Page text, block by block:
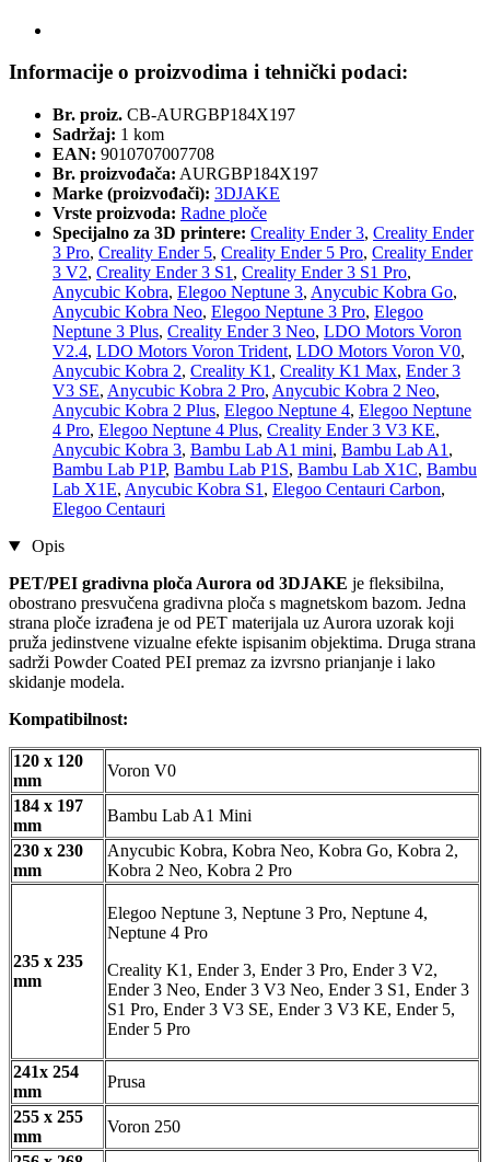
Informacije o proizvodima i tehnički podaci:
Br. proiz. CB-AURGBP184X197
Sadržaj: 1 kom
EAN: 9010707007708
Br. proizvođača: AURGBP184X197
Marke (proizvođači): 3DJAKE
Vrste proizvoda: Radne ploče
Specijalno za 3D printere: Creality Ender 3, Creality Ender
3 Pro, Creality Ender 5, Creality Ender 5 Pro, Creality Ender
3 V2, Creality Ender 3 S1 , Creality Ender 3 S1 Pro,
Anycubic Kobra, Elegoo Neptune 3, Anycubic Kobra Go,
Anycubic Kobra Neo, Elegoo Neptune 3 Pro, Elegoo
Neptune 3 Plus, Creality Ender 3 Neo, LDO Motors Voron
V2.4, LDO Motors Voron Trident, LDO Motors Voron V0,
Anycubic Kobra 2, Creality K1 , Creality K1 Max, Ender 3
V3 SE, Anycubic Kobra 2 Pro, Anycubic Kobra 2 Neo,
Anycubic Kobra 2 Plus, Elegoo Neptune 4, Elegoo Neptune
4 Pro, Elegoo Neptune 4 Plus, Creality Ender 3 V3 KE,
Anycubic Kobra 3, Bambu Lab A1 mini, Bambu Lab A1 ,
Bambu Lab P1P, Bambu Lab P1S, Bambu Lab X1C, Bambu
Lab X1E, Anycubic Kobra S1 , Elegoo Centauri Carbon,
Elegoo Centauri
Opis
PET/PEI gradivna ploča Aurora od 3DJAKE je fleksibilna,
obostrano presvučena gradivna ploča s magnetskom bazom. Jedna
strana ploče izrađena je od PET materijala uz Aurora uzorak koji
pruža jedinstvene vizualne efekte ispisanim objektima. Druga strana
sadrži Powder Coated PEI premaz za izvrsno prianjanje i lako
skidanje modela.
Kompatibilnost:
120 x 120
mm
Voron V0
184 x 197
mm
Bambu Lab A1 Mini
230 x 230
mm
Anycubic Kobra, Kobra Neo, Kobra Go, Kobra 2,
Kobra 2 Neo, Kobra 2 Pro
235 x 235
mm
Elegoo Neptune 3, Neptune 3 Pro, Neptune 4,
Neptune 4 Pro
Creality K1, Ender 3, Ender 3 Pro, Ender 3 V2,
Ender 3 Neo, Ender 3 V3 Neo, Ender 3 S1, Ender 3
S1 Pro, Ender 3 V3 SE, Ender 3 V3 KE, Ender 5,
Ender 5 Pro
241x 254
mm
Prusa
255 x 255
mm
Voron 250